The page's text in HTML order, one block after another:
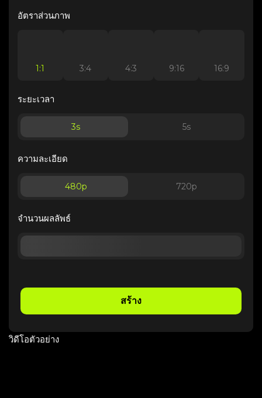
อัตราส่วนภาพ
1:1 3:4 4:3 9:16 16:9
ระยะเวลา
3s 5s
ความละเอียด
480p 720p
จำนวนผลลัพธ์
สร้าง
วิดีโอตัวอย่าง